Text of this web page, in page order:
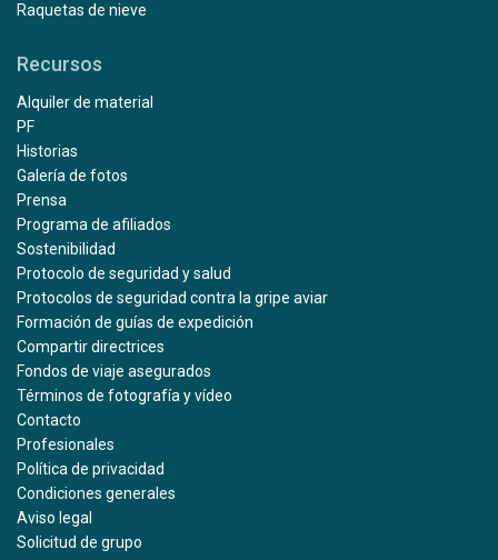
Raquetas de nieve
Recursos
Alquiler de material
PF
Historias
Galería de fotos
Prensa
Programa de afiliados
Sostenibilidad
Protocolo de seguridad y salud
Protocolos de seguridad contra la gripe aviar
Formación de guías de expedición
Compartir directrices
Fondos de viaje asegurados
Términos de fotografía y vídeo
Contacto
Profesionales
Política de privacidad
Condiciones generales
Aviso legal
Solicitud de grupo